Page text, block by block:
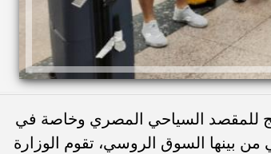
للمقصد السياحي المصري وخاصة في
بينها السوق الروسي، تقوم الوزارة